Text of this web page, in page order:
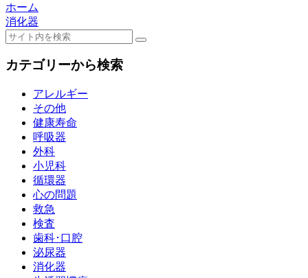
ホーム
消化器
カテゴリーから検索
アレルギー
その他
健康寿命
呼吸器
外科
小児科
循環器
心の問題
救急
検査
歯科･口腔
泌尿器
消化器